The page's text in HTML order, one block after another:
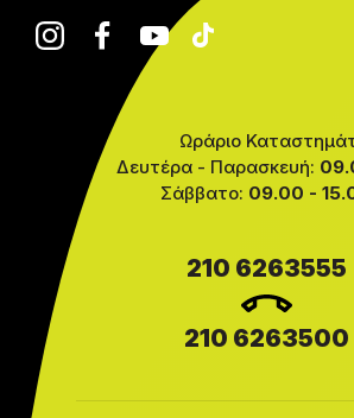
Ωράριο
Δευτέρα - Παρασκευή:
Σάββατο: 09.00 -
210 6263555
210 6263500